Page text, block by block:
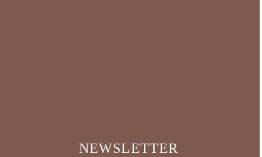
NEWSLETTER